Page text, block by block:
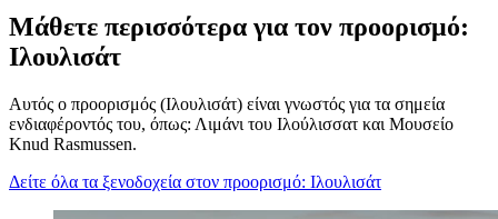
Μάθετε περισσότερα για τον προορισμό:
Ιλουλισάτ
Αυτός ο προορισμός (Ιλουλισάτ) είναι γνωστός για τα σημεία
ενδιαφέροντός του, όπως: Λιμάνι του Ιλούλισσατ και Μουσείο
Knud Rasmussen.
Δείτε όλα τα ξενοδοχεία στον προορισμό: Ιλουλισάτ